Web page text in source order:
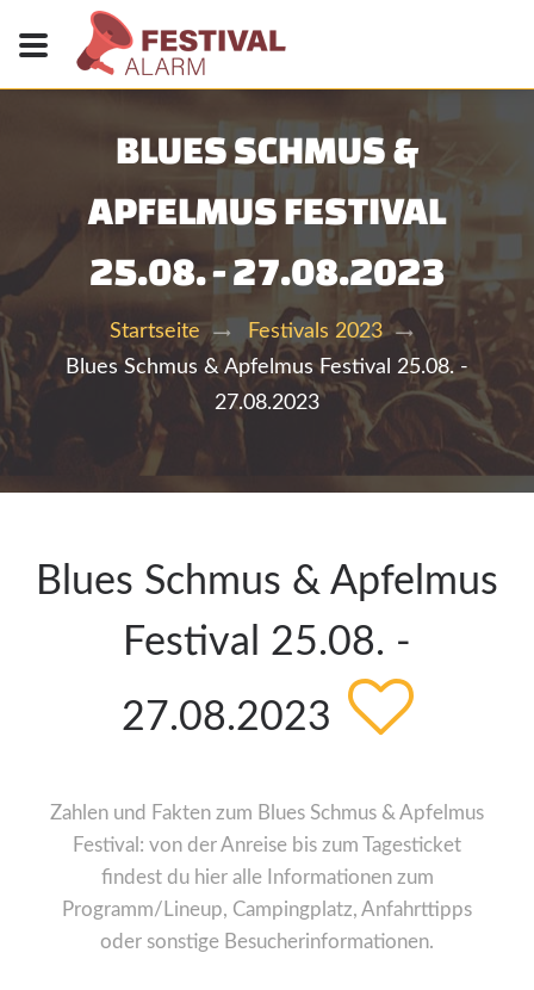
BLUES SCHMUS &
APFELMUS FESTIVAL
25.08. - 27.08.2023
Startseite
Festivals 2023
Blues Schmus & Apfelmus Festival 25.08. -
27.08.2023
Blues Schmus & Apfelmus
Festival 25.08. -
27.08.2023
Zahlen und Fakten zum Blues Schmus & Apfelmus
Festival: von der Anreise bis zum Tagesticket
findest du hier alle Informationen zum
Programm/Lineup, Campingplatz, Anfahrttipps
oder sonstige Besucherinformationen.